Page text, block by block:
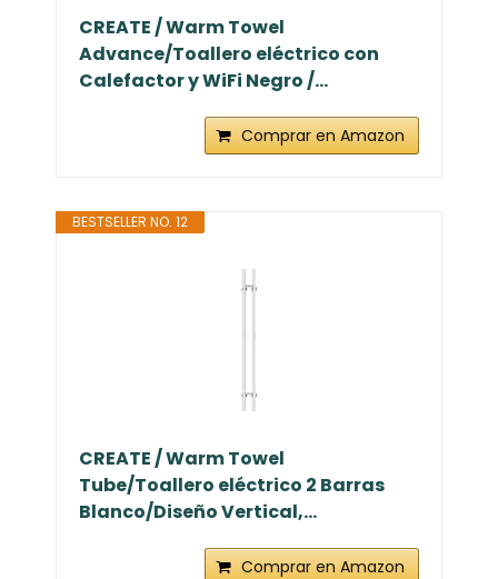
CREATE / Warm Towel
Advance/Toallero eléctrico con
Calefactor y WiFi Negro /...
Comprar en Amazon
BESTSELLER NO. 12
CREATE / Warm Towel
Tube/Toallero eléctrico 2 Barras
Blanco/Diseño Vertical,...
Comprar en Amazon